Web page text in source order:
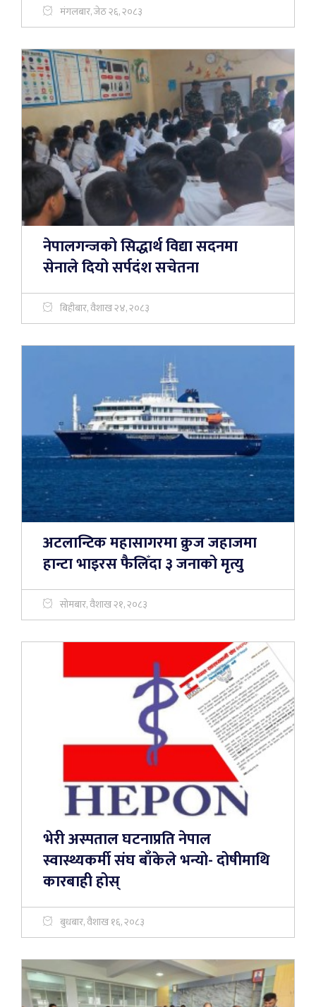
मंगलबार, जेठ २६, २०८३
नेपालगन्जको सिद्धार्थ विद्या सदनमा
सेनाले दियो सर्पदंश सचेतना
बिहीबार, वैशाख २४, २०८३
अटलान्टिक महासागरमा क्रुज जहाजमा
हान्टा भाइरस फैलिँदा ३ जनाको मृत्यु
सोमबार, वैशाख २१, २०८३
भेरी अस्पताल घटनाप्रति नेपाल
स्वास्थ्यकर्मी संघ बाँकेले भन्यो- दोषीमाथि
कारबाही होस्
बुधबार, वैशाख १६, २०८३